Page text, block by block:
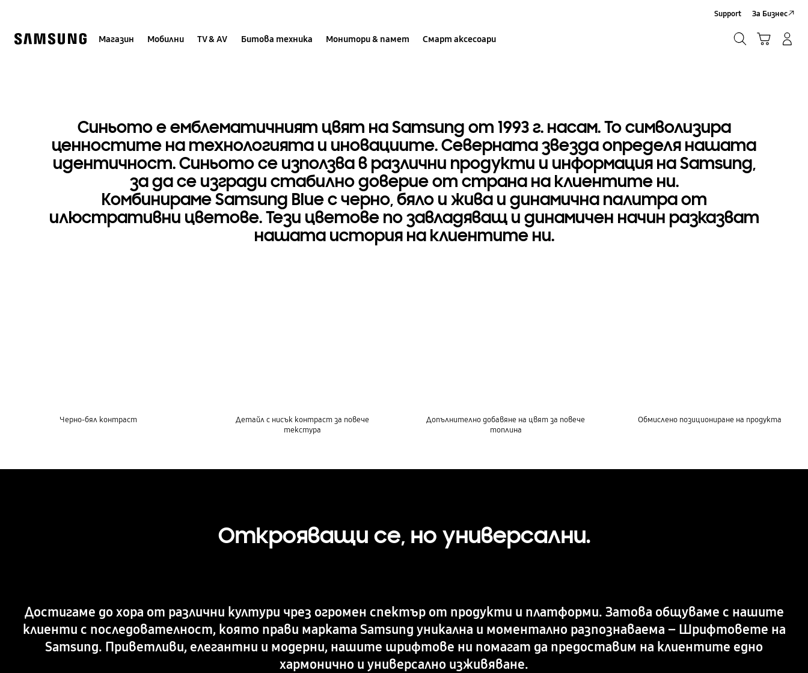
Магазин Мобилни TV & AV Битова техника Монитори & памет Смарт аксесоари
Support За Бизнес
Завладяващи,
Синьото е емблематичният цвят на Samsung от 1993 г. насам. То символизира
ценностите на технологията и иновациите. Северната звезда определя нашата
идентичност. Синьото се използва в различни продукти и информация на Samsung,
за да се изгради стабилно доверие от страна на клиентите ни.
Комбинираме Samsung Blue с черно, бяло и жива и динамична палитра от
илюстративни цветове. Тези цветове по завладяващ и динамичен начин разказват
нашата история на клиентите ни.
Черно-бял контраст
Детайл с нисък контраст за повече
текстура
Допълнително добавяне на цвят за повече
топлина
Обмислено позициониране на продукта
Открояващи се, но универсални.
Достигаме до хора от различни култури чрез огромен спектър от продукти и платформи. Затова общуваме с нашите
клиенти с последователност, която прави марката Samsung уникална и моментално разпознаваема – Шрифтовете на
Samsung. Приветливи, елегантни и модерни, нашите шрифтове ни помагат да предоставим на клиентите едно
хармонично и универсално изживяване.